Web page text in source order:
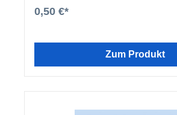
0,50 €*
Zum Produkt